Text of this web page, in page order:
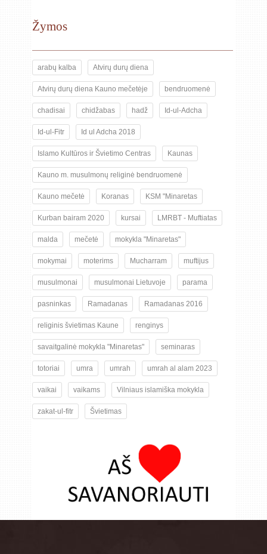
Žymos
arabų kalba Atvirų durų diena
Atvirų durų diena Kauno mečetėje bendruomenė
chadisai chidžabas hadž Id-ul-Adcha
Id-ul-Fitr Id ul Adcha 2018
Islamo Kultūros ir Švietimo Centras Kaunas
Kauno m. musulmonų religinė bendruomenė
Kauno mečetė Koranas KSM "Minaretas
Kurban bairam 2020 kursai LMRBT - Muftiatas
malda mečetė mokykla "Minaretas"
mokymai moterims Mucharram muftijus
musulmonai musulmonai Lietuvoje parama
pasninkas Ramadanas Ramadanas 2016
religinis švietimas Kaune renginys
savaitgalinė mokykla "Minaretas" seminaras
totoriai umra umrah umrah al alam 2023
vaikai vaikams Vilniaus islamiška mokykla
zakat-ul-fitr Švietimas